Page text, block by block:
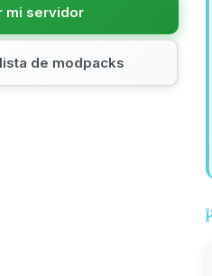
mi servidor
de modpacks